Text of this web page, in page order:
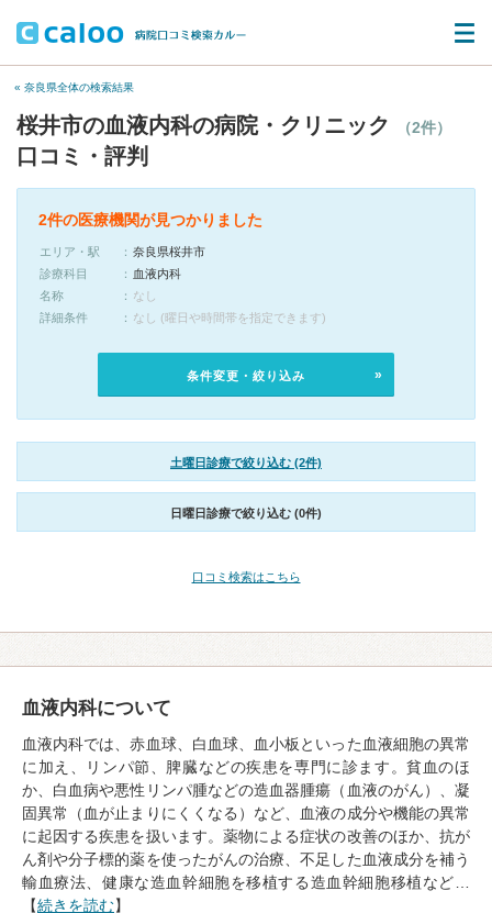
« 奈良県全体の検索結果
桜井市の血液内科の病院・クリニック （2件）
口コミ・評判
2件の医療機関が見つかりました
エリア・駅
奈良県桜井市
診療科目
血液内科
名称
なし
詳細条件
なし (曜日や時間帯を指定できます)
条件変更・絞り込み
土曜日診療で絞り込む (2件)
日曜日診療で絞り込む (0件)
口コミ検索はこちら
血液内科について
血液内科では、赤血球、白血球、血小板といった血液細胞の異常
に加え、リンパ節、脾臓などの疾患を専門に診ます。貧血のほ
か、白血病や悪性リンパ腫などの造血器腫瘍（血液のがん）、凝
固異常（血が止まりにくくなる）など、血液の成分や機能の異常
に起因する疾患を扱います。薬物による症状の改善のほか、抗が
ん剤や分子標的薬を使ったがんの治療、不足した血液成分を補う
輸血療法、健康な造血幹細胞を移植する造血幹細胞移植など…
【続きを読む】